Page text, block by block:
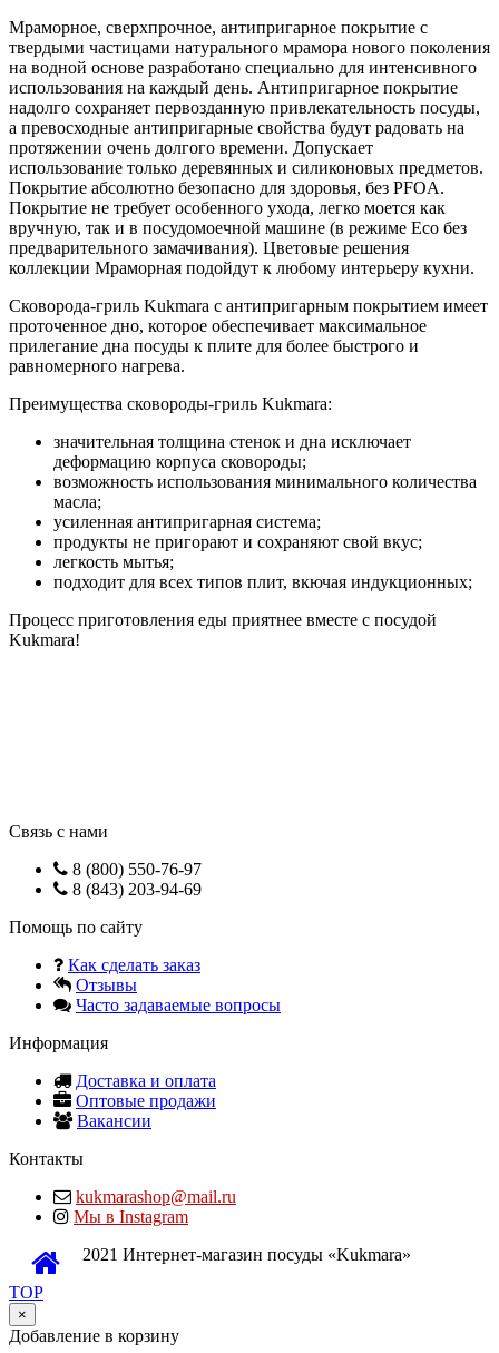
Мраморное, сверхпрочное, антипригарное покрытие с
твердыми частицами натурального мрамора нового поколения
на водной основе разработано специально для интенсивного
использования на каждый день. Антипригарное покрытие
надолго сохраняет первозданную привлекательность посуды,
а превосходные антипригарные свойства будут радовать на
протяжении очень долгого времени. Допускает
использование только деревянных и силиконовых предметов.
Покрытие абсолютно безопасно для здоровья, без PFOA.
Покрытие не требует особенного ухода, легко моется как
вручную, так и в посудомоечной машине (в режиме Eco без
предварительного замачивания). Цветовые решения
коллекции Мраморная подойдут к любому интерьеру кухни.
Сковорода-гриль Kukmara с антипригарным покрытием имеет
проточенное дно, которое обеспечивает максимальное
прилегание дна посуды к плите для более быстрого и
равномерного нагрева.
Преимущества сковороды-гриль Kukmara:
значительная толщина стенок и дна исключает
деформацию корпуса сковороды;
возможность использования минимального количества
масла;
усиленная антипригарная система;
продукты не пригорают и сохраняют свой вкус;
легкость мытья;
подходит для всех типов плит, вкючая индукционных;
Процесс приготовления еды приятнее вместе с посудой
Kukmara!
Связь с нами
8 (800) 550-76-97
8 (843) 203-94-69
Помощь по сайту
Как сделать заказ
Отзывы
Часто задаваемые вопросы
Информация
Доставка и оплата
Оптовые продажи
Вакансии
Контакты
kukmarashop@mail.ru
Мы в Instagram
2021 Интернет-магазин посуды «Kukmara»
TOP
×
Добавление в корзину